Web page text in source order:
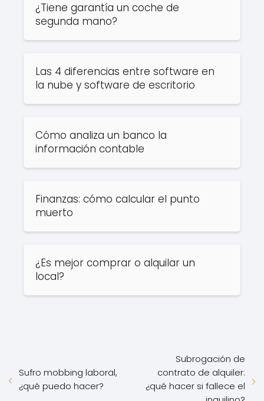
¿Tiene garantía un coche de
segunda mano?
Las 4 diferencias entre software en
la nube y software de escritorio
Cómo analiza un banco la
información contable
Finanzas: cómo calcular el punto
muerto
¿Es mejor comprar o alquilar un
local?
Sufro mobbing laboral,
¿qué puedo hacer?
Subrogación de
contrato de alquiler:
¿qué hacer si fallece el